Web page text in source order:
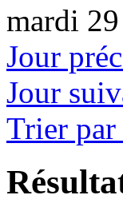
mardi 29
Jour
Jour
Trier par